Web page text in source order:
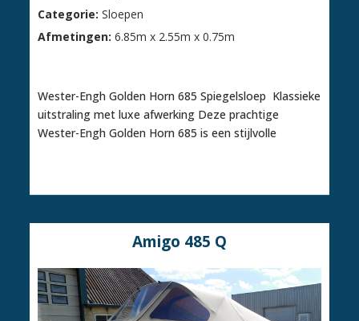
Categorie:Sloepen
Afmetingen:6.85m x 2.55m x 0.75m
Wester-Engh Golden Horn 685 Spiegelsloep Klassieke
uitstraling met luxe afwerking Deze prachtige
Wester-Engh Golden Horn 685 is een stijlvolle
Amigo 485 Q